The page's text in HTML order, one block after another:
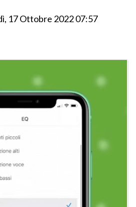
17 Ottobre 2022 07:57